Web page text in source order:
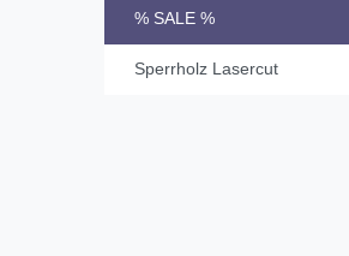
% SALE %
Sperrholz Lasercut